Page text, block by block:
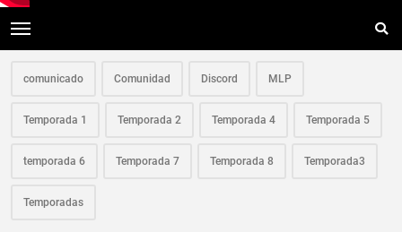
comunicado Comunidad Discord MLP
Temporada 1 Temporada 2 Temporada 4 Temporada 5
temporada 6 Temporada 7 Temporada 8 Temporada3
Temporadas